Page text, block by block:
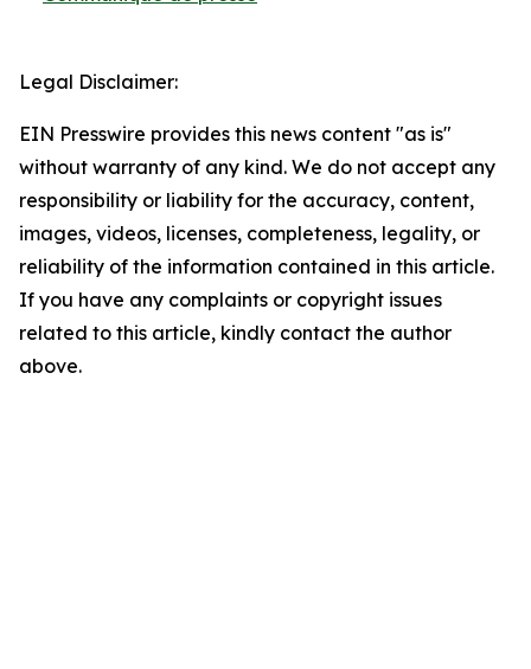
Legal Disclaimer:
EIN Presswire provides this news content "as is"
without warranty of any kind. We do not accept any
responsibility or liability for the accuracy, content,
images, videos, licenses, completeness, legality, or
reliability of the information contained in this article.
If you have any complaints or copyright issues
related to this article, kindly contact the author
above.